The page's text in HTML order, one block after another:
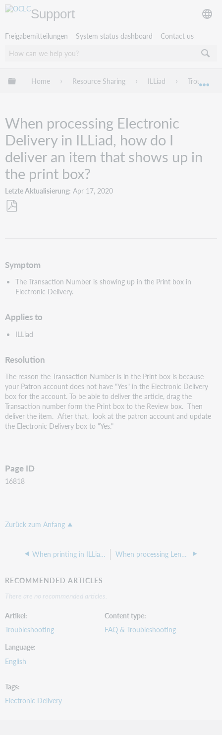
Support
Freigabemitteilungen System status dashboard Contact us
Globale Hierarchie expandieren/verbergen
Home Resource Sharing ILLiad
When processing Electronic
Delivery in ILLiad, how do I
deliver an item that shows up in
the print box?
Letzte Aktualisierung Apr 17, 2020
Symptom
The Transaction Number is showing up in the Print box in
Electronic Delivery.
Applies to
ILLiad
Resolution
The reason the Transaction Number is in the Print box is because
your Patron account does not have "Yes" in the Electronic Delivery
box for the account. To be able to deliver the article, drag the
Transaction number form the Print box to the Review box. Then
deliver the item. After that, look at the patron account and update
the Electronic Delivery box to "Yes."
Page ID
16818
Zurück zum Anfang
When printing in ILLiad, how do I know what fields are coming from the Local Info table so I can make updates to the Local info table to update the output? When processing Lending Returns in ILLiad, the External Status box is blank
RECOMMENDED ARTICLES
There are no recommended articles.
Artikel
Troubleshooting
Content type
FAQ & Troubleshooting
Language
English
Tags
Electronic Delivery